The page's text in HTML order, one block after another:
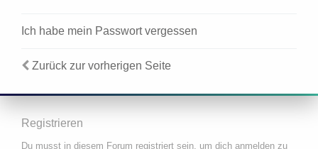
Ich habe mein Passwort vergessen
Zurück zur vorherigen Seite
Registrieren
Du musst in diesem Forum registriert sein, um dich anmelden zu